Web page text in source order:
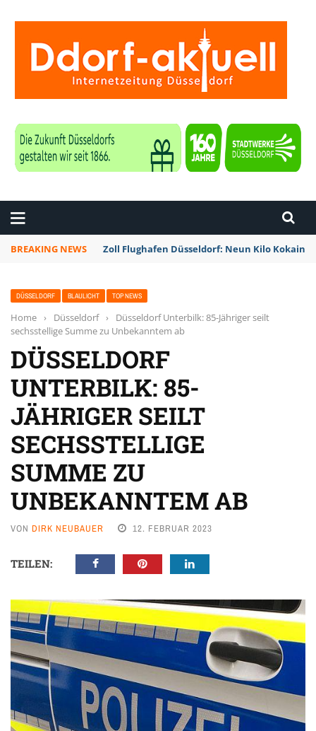
BREAKING NEWS Zoll Flughafen Düsseldorf: Neun Kilo Kokain
DÜSSELDORF BLAULICHT TOP NEWS
Home › Düsseldorf ›
Düsseldorf Unterbilk: 85-Jähriger seilt
sechsstellige Summe zu Unbekanntem ab
DÜSSELDORF
UNTERBILK: 85-
JÄHRIGER SEILT
SECHSSTELLIGE
SUMME ZU
UNBEKANNTEM AB
VON DIRK NEUBAUER 12. FEBRUAR 2023
TEILEN: